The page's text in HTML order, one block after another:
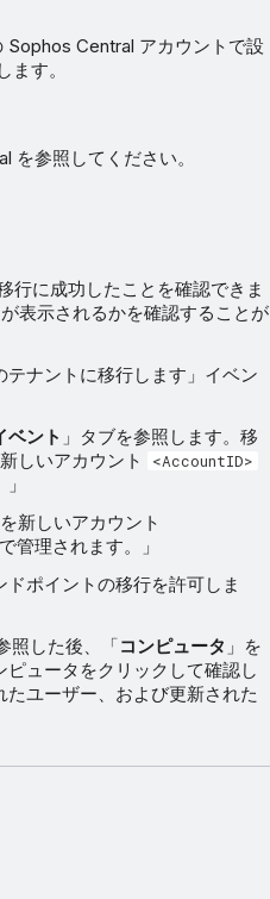
Sophos Central アカウントで設
す。
参照してください。
行に成功したことを確認できま
表示されるかを確認することが
ナントに移行します」イベン
ベント 」タブを参照します。移
しいアカウント
<AccountID>
新しいアカウント
管理されます。」
ポイントの移行を許可しま
照した後、「コンピュータ 」を
ュータをクリックして確認し
ユーザー、および更新された